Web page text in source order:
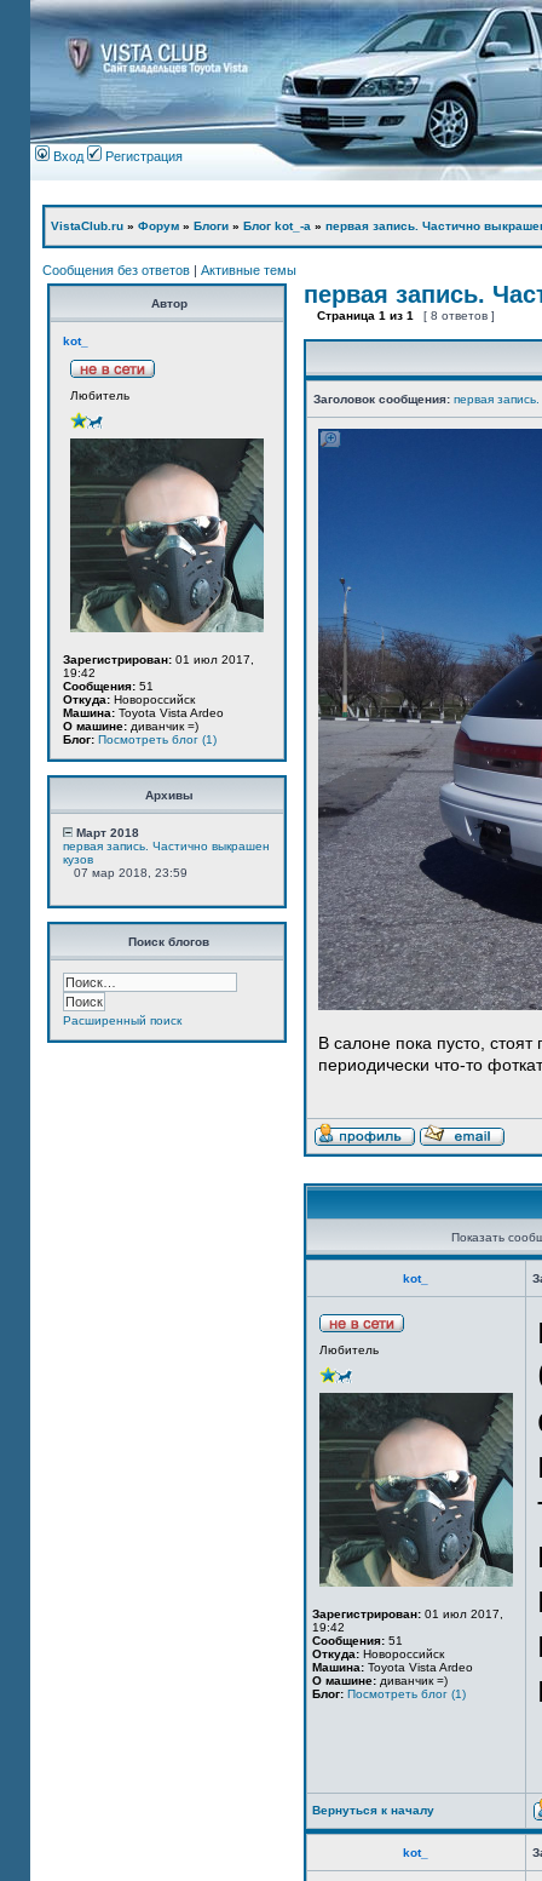
Вход Регистрация
VistaClub.ru » Форум » Блоги » Блог kot_-а » первая запись. Частично
Сообщения без ответов | Активные темы
Автор
kot_
Любитель
Зарегистрирован: 01 июл 2017,
19:42
Сообщения: 51
Откуда: Новороссийск
Машина: Toyota Vista Ardeo
О машине: диванчик =)
Блог: Посмотреть блог (1)
Архивы
Март 2018
первая запись. Частично выкрашен
кузов
07 мар 2018, 23:59
Поиск блогов
Расширенный поиск
первая запись.
Страница 1 из 1 [ 8 ответов ]
Заголовок сообщения: первая
В салоне пока пусто,
периодически что-то
Показать
kot_
Любитель
Зарегистрирован: 01 июл 2017,
19:42
Сообщения: 51
Откуда: Новороссийск
Машина: Toyota Vista Ardeo
О машине: диванчик =)
Блог: Посмотреть блог (1)
Вернуться к началу
kot_